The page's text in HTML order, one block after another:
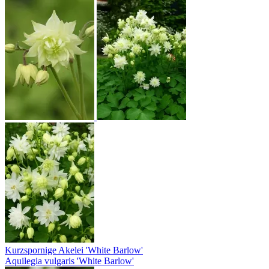
Kurzspornige Akelei 'White Barlow'
Aquilegia vulgaris 'White Barlow'